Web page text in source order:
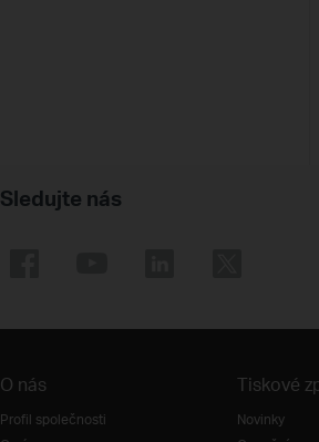
Sledujte nás
O nás
Profil společnosti
Tiskové
Novinky